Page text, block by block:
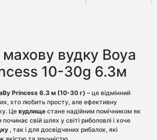
вудку Boya
10-30g 6.3м
Princess 6.3 м (10-30 г) – це відмінний
хто любить просту, але ефективну
Це вудлище стане надійним помічником як
свій шлях у світі риболовлі і хоче
, так і для досвідчених рибалок, які